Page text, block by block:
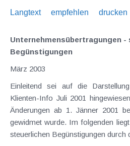
Langtext
empfehlen drucken
Unternehmensübertragungen -
Begünstigungen
März 2003
Einleitend sei auf die
Klienten-Info Juli 2001
Änderungen ab 1. Jänner 2001
gewidmet wurde. Im folgenden
steuerlichen Begünstigungen durch